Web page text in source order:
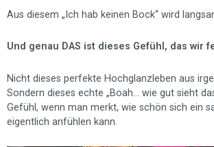
Aus diesem „Ich hab keinen Bock“ wird
Und genau DAS ist dieses Gefühl, das wir
Nicht dieses perfekte Hochglanzleben aus
Sondern dieses echte „Boah… wie gut sieht
Gefühl, wenn man merkt, wie schön sich ein
eigentlich anfühlen kann.